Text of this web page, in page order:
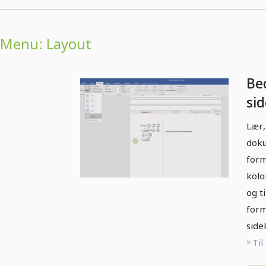
Menu: Layout
og
Til